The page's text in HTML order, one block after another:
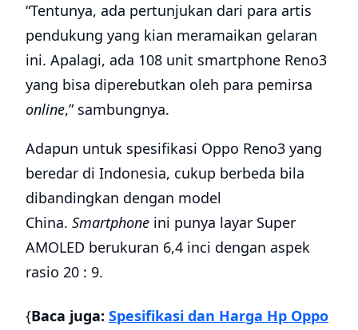
“Tentunya, ada pertunjukan dari para artis
pendukung yang kian meramaikan gelaran
ini. Apalagi, ada 108 unit smartphone Reno3
yang bisa diperebutkan oleh para pemirsa
online,” sambungnya.
Adapun untuk spesifikasi Oppo Reno3 yang
beredar di Indonesia, cukup berbeda bila
dibandingkan dengan model
China. Smartphone ini punya layar Super
AMOLED berukuran 6,4 inci dengan aspek
rasio 20 : 9.
{Baca juga: Spesifikasi dan Harga Hp Oppo